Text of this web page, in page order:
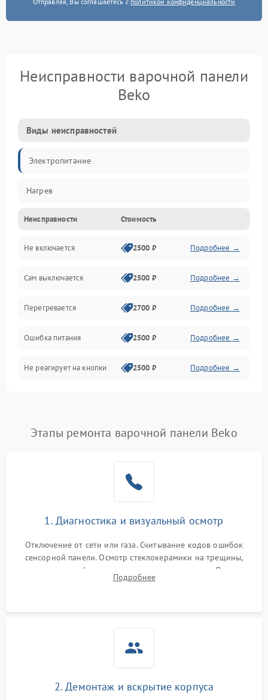
Неисправности варочной панели
Beko
Виды неисправностей
Электропитание
Нагрев
Неисправности Стоимость
Не включается 2500 ₽ Подробнее →
Сам выключается 2500 ₽ Подробнее →
Перегревается 2700 ₽ Подробнее →
Ошибка питания 2500 ₽ Подробнее →
Не реагирует на кнопки 2500 ₽ Подробнее →
Этапы ремонта варочной панели Beko
1. Диагностика и визуальный осмотр
Отключение от сети или газа. Считывание кодов ошибок
сенсорной панели. Осмотр стеклокерамики на трещины,
проверка конфорок на равномерность нагрева. Опрос
клиента о симптомах (не включается, не видит посуду,
Подробнее
2. Демонтаж и вскрытие корпуса